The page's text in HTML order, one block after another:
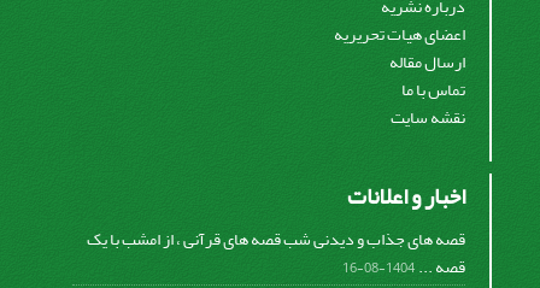
درباره نشریه
اعضای هیات تحریریه
ارسال مقاله
تماس با ما
نقشه سایت
اخبار و اعلانات
قصه های جذاب و دیدنی شب قصه های قرآنی ، از امشب با یک
قصه ...1404-08-16